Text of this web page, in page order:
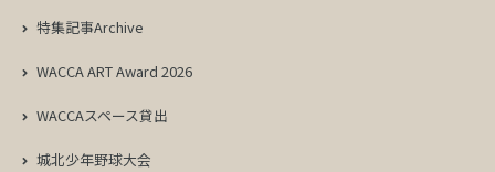
特集記事Archive
WACCA ART Award 2026
WACCAスペース貸出
城北少年野球大会